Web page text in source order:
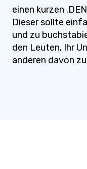
einen kurzen
Dieser sollte
und zu
den Leuten, Ihr
anderen davon